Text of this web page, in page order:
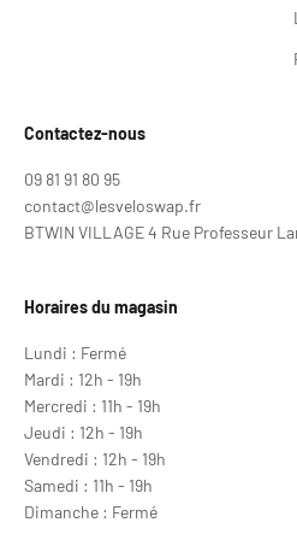
Contactez-nous
09 81 91 80 95
contact@lesveloswap.fr
BTWIN VILLAGE 4 Rue Professeur
Horaires du magasin
Lundi : Fermé
Mardi : 12h - 19h
Mercredi : 11h - 19h
Jeudi : 12h - 19h
Vendredi : 12h - 19h
Samedi : 11h - 19h
Dimanche : Fermé